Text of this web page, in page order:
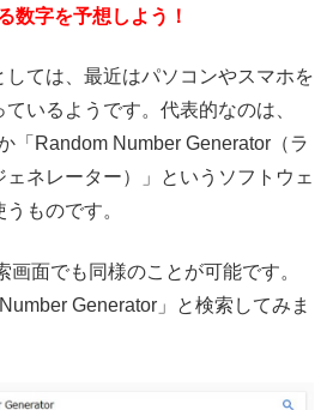
数字を予想しよう！
ては、最近はパソコンやスマホを
いるようです。代表的なのは、
「Random Number Generator（ラ
ネレーター）」というソフトウェ
ものです。
画面でも同様のことが可能です。
Generator」と検索してみま